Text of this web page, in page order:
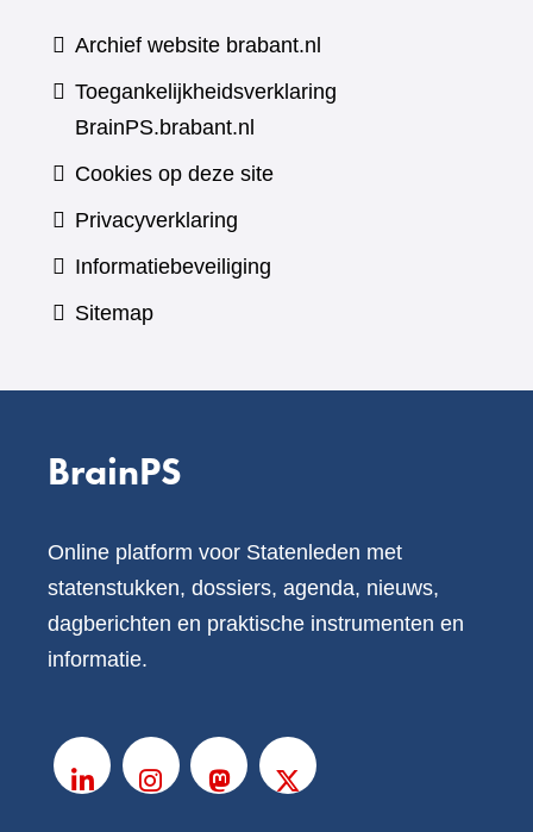
Archief website brabant.nl
Toegankelijkheidsverklaring
BrainPS.brabant.nl
Cookies op deze site
Privacyverklaring
Informatiebeveiliging
Sitemap
BrainPS
Online platform voor Statenleden met
statenstukken, dossiers, agenda, nieuws,
dagberichten en praktische instrumenten en
informatie.